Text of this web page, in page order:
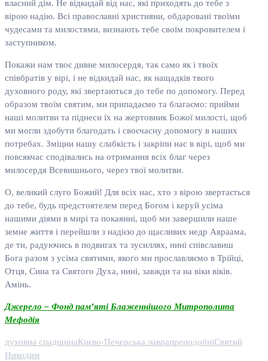
власний дім. Не відкидай від нас, які приходять до тебе з
вірою надію. Всі православні християни, обдаровані твоїми
чудесами та милостями, визнають тебе своїм покровителем і
заступником.
Покажи нам твоє дивне милосердя, так само як і твоїх
співбратів у вірі, і не відкидай нас, як нащадків твого
духовного роду, які звертаються до тебе по допомогу. Перед
образом твоїм святим, ми припадаємо та благаємо: прийми
наші молитви та піднеси їх на жертовник Божої милості, щоб
ми могли здобути благодать і своєчасну допомогу в наших
потребах. Зміцни нашу слабкість і закріпи нас в вірі, щоб ми
повсякчас сподівались на отримання всіх благ через
милосердя Всевишнього, через твої молитви.
О, великий слуго Божий! Для всіх нас, хто з вірою звертається
до тебе, будь предстоятелем перед Богом і керуй усіма
нашими діями в мирі та покаянні, щоб ми завершили наше
земне життя і перейшли з надією до щасливих недр Авраама,
де ти, радуючись в подвигах та зусиллях, нині співславиш
Бога разом з усіма святими, якого ми прославляємо в Трійці,
Отця, Сина та Святого Духа, нині, завжди та на віки віків.
Амінь.
Джерело – Фонд пам’яті Блаженнішого Митрополита
Мефодія
духовна спадщинаКиєво-Печерська лаврапреподобніСвятий
Никодим